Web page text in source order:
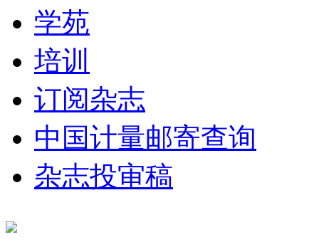
学苑
培训
订阅杂志
中国计量邮寄查询
杂志投审稿